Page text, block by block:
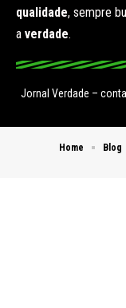
qualidade, sempre
a verdade.
Jornal Verdade –
Home Blog